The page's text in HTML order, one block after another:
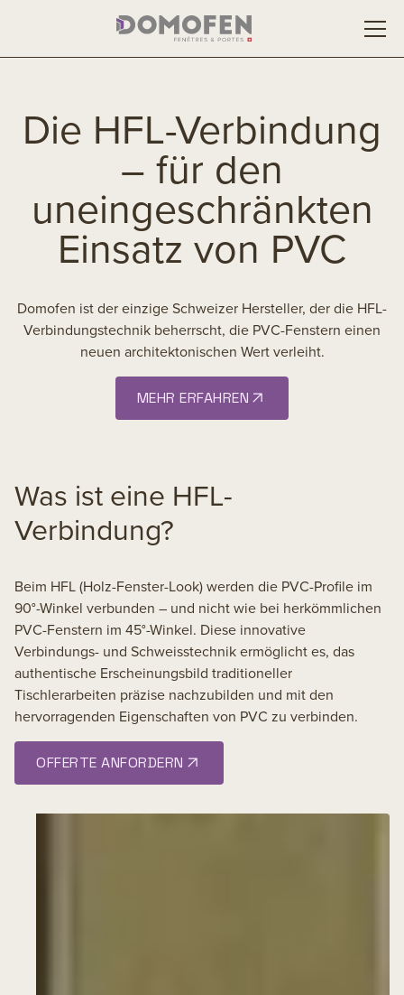
Die HFL-Verbindung
– für den
uneingeschränkten
Einsatz von PVC
Domofen ist der einzige Schweizer Hersteller, der die HFL-
Verbindungstechnik beherrscht, die PVC-Fenstern einen
neuen architektonischen Wert verleiht.
MEHR ERFAHREN
Was ist eine HFL-
Verbindung?
Beim HFL (Holz-Fenster-Look) werden die PVC-Profile im
90°-Winkel verbunden – und nicht wie bei herkömmlichen
PVC-Fenstern im 45°-Winkel. Diese innovative
Verbindungs- und Schweisstechnik ermöglicht es, das
authentische Erscheinungsbild traditioneller
Tischlerarbeiten präzise nachzubilden und mit den
hervorragenden Eigenschaften von PVC zu verbinden.
OFFERTE ANFORDERN